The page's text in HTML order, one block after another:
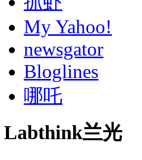
My Yahoo!
newsgator
Bloglines
哪吒
Labthink兰光